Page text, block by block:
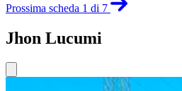
Prossima scheda 1 di 7
Jhon Lucumi